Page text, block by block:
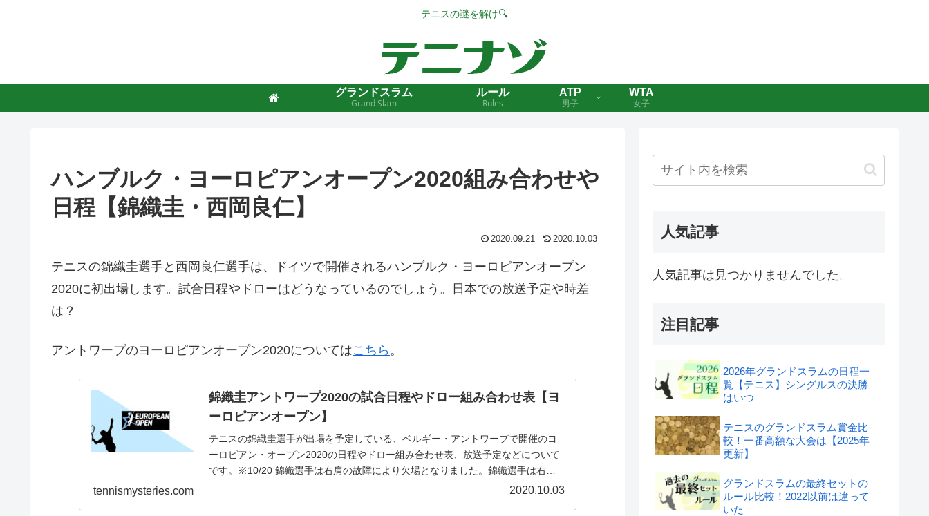
テニスの謎を解け🔍
グランドスラム
Grand Slam
ルール
Rules
ATP
男子
WTA
女子
ハンブルク・ヨーロピアンオープン2020組み合わせや
日程【錦織圭・西岡良仁】
2020.09.21 2020.10.03
テニスの錦織圭選手と西岡良仁選手は、ドイツで開催されるハンブルク・ヨーロピアンオープン
2020に初出場します。試合日程やドローはどうなっているのでしょう。日本での放送予定や時差
は？
アントワープのヨーロピアンオープン2020についてはこちら 。
錦織圭アントワープ2020の試合日程やドロー組み合わせ表【ヨ
ーロピアンオープン】
テニスの錦織圭選手が出場を予定している、ベルギー・アントワープで開催のヨ
ーロピアン・オープン2020の日程やドロー組み合わせ表、放送予定などについて
です。※10/20 錦織選手は右肩の故障により欠場となりました。錦織選手は右肩
tennismysteries.com 2020.10.03
人気記事
人気記事は見つかりませんでした。
注目記事
2026年グランドスラムの日程一
覧【テニス】シングルスの決勝
はいつ
テニスのグランドスラム賞金比
較！一番高額な大会は【2025年
更新】
グランドスラムの最終セットの
ルール比較！2022以前は違って
いた